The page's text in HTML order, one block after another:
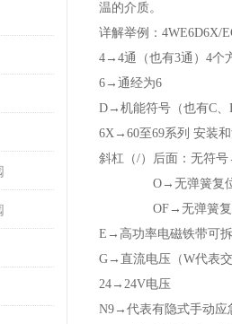
温的介质。
详解举例：4WE6D6X/
4→4通（也有3通）4个
6→通经为6
D→机能符号（也有C、
6X→60至69系列 安装
斜杠（/）后面：无符
O→无弹簧复
OF→无弹簧复位
E→高功率电磁铁带可
G→直流电压（W代表交
24→24V电压
N9→代表有隐式手动应